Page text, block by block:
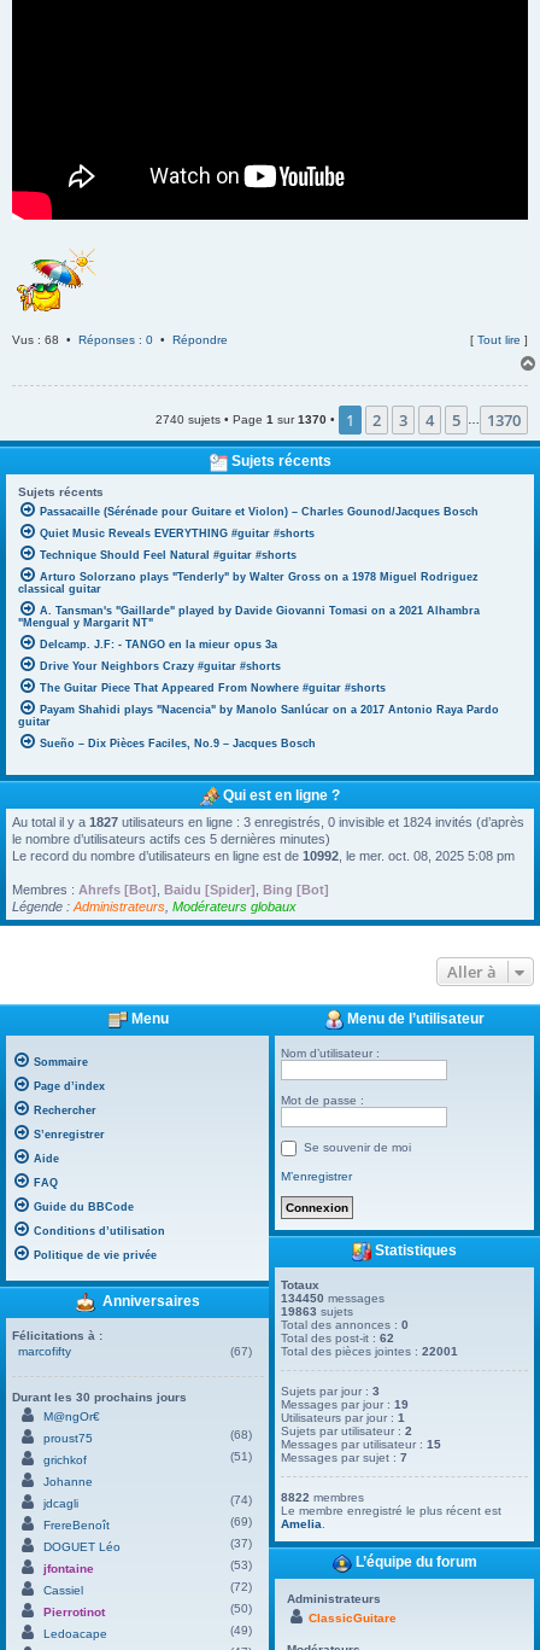
Vus : 68 • Réponses : 0 • Répondre [ Tout lire ]
2740 sujets • Page 1 sur1370 • 1 2 3 4 5 1370
Sujets récents
Sujets récents
Passacaille (Sérénade pour Guitare et Violon) – Charles Gounod/Jacques Bosch
Quiet Music Reveals EVERYTHING #guitar #shorts
Technique Should Feel Natural #guitar #shorts
Arturo Solorzano plays "Tenderly" by Walter Gross on a 1978 Miguel Rodriguez
classical guitar
A. Tansman's "Gaillarde" played by Davide Giovanni Tomasi on a 2021 Alhambra
"Mengual y Margarit NT"
Delcamp. J.F: - TANGO en la mieur opus 3a
Drive Your Neighbors Crazy #guitar #shorts
The Guitar Piece That Appeared From Nowhere #guitar #shorts
Payam Shahidi plays "Nacencia" by Manolo Sanlúcar on a 2017 Antonio Raya Pardo
guitar
Sueño – Dix Pièces Faciles, No.9 – Jacques Bosch
Qui est en ligne ?
Au total il y a 1827 utilisateurs en ligne : 3 enregistrés, 0 invisible et 1824 invités (d’après
le nombre d’utilisateurs actifs ces 5 dernières minutes)
Le record du nombre d’utilisateurs en ligne est de 10992 , le mer. oct. 08, 2025 5:08 pm
Membres : Ahrefs [Bot] Baidu [Spider] Bing [Bot]
Légende : Administrateurs Modérateurs globaux
Aller à
Menu
Sommaire
Page d’index
Rechercher
S’enregistrer
Aide
FAQ
Guide du BBCode
Conditions d’utilisation
Politique de vie privée
Anniversaires
Félicitations à :
marcofifty
(67)
Durant les 30 prochains jours
M@ngOr€
proust75
(68)
grichkof
(51)
Johanne
jdcagli
(74)
FrereBenoît
(69)
DOGUET Léo
(37)
jfontaine
(53)
Cassiel
(72)
Pierrotinot
(50)
Ledoacape
(49)
Menu de l’utilisateur
Nom d’utilisateur :
Mot de passe :
Se souvenir de moi
M’enregistrer
Statistiques
Totaux
134450 messages
19863 sujets
Total des annonces :0
Total des post-it :62
Total des pièces jointes :22001
Sujets par jour :3
Messages par jour :19
Utilisateurs par jour :1
Sujets par utilisateur :2
Messages par utilisateur :15
Messages par sujet :7
8822 membres
Le membre enregistré le plus récent est
Amelia
L’équipe du forum
Administrateurs
ClassicGuitare